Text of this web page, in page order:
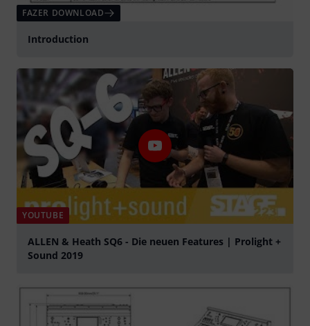
FAZER DOWNLOAD
Introduction
YOUTUBE
ALLEN & Heath SQ6 - Die neuen Features | Prolight +
Sound 2019